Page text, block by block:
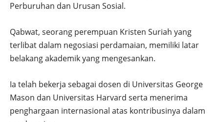
Perburuhan dan Urusan Sosial.
Qabwat, seorang perempuan Kristen Suriah yang
terlibat dalam negosiasi perdamaian, memiliki latar
belakang akademik yang mengesankan.
Ia telah bekerja sebagai dosen di Universitas George
Mason dan Universitas Harvard serta menerima
penghargaan internasional atas kontribusinya dalam